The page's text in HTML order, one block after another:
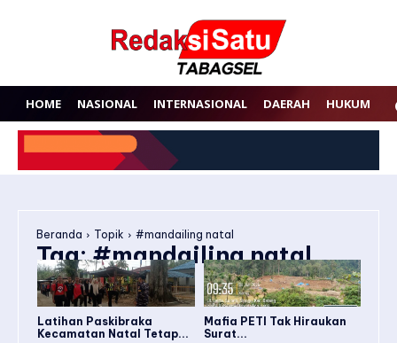
HOME NASIONAL INTERNASIONAL DAERAH HUKUM
Beranda Topik #mandailing natal
Tag:#mandailing natal
Latihan Paskibraka
Kecamatan Natal Tetap...
Mafia PETI Tak Hiraukan
Surat...